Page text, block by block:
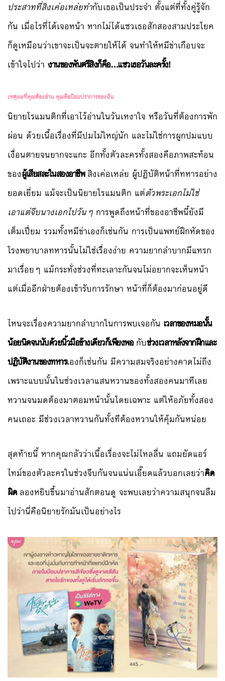
ประสาทที่สิงเค่อเหล่ยทำกับเธอเป็นประจำ ตั้งแต่ที่ทั้งคู่รู้จัก
กัน เมื่อไรที่ได้เจอหน้า หากไม่ได้แซวเธอสักสองสามประโยค
ก็ดูเหมือนว่าเขาจะเป็นจะตายให้ได้ จนทำให้หมีข่าเกือบจะ
เข้าใจไปว่า งานของพันตรีสิงก็คือ…แซวเธอวันละครั้ง!
เหตุผลที่คุณต้องอ่าน คุณคือป้อมปราการของฉัน
นิยายโรแมนติกที่เอาไว้อ่านในวันเหงาใจ หรือวันที่ต้องการพัก
ผ่อน ด้วยเนื้อเรื่องที่มีปมไม่ใหญ่นัก และไม่ใช่การผูกปมแบบ
เงื่อนตายจนยากจะแกะ อีกทั้งตัวละครทั้งสองคือภาพสะท้อน
ของผู้เสียสละในสองอาชีพสิงเค่อเหล่ย ผู้ปฏิบัติหน้าที่ทหารอย่าง
ยอดเยี่ยม แม้จะเป็นนิยายโรแมนติก แต่ตัวพระเอกไม่ใช่
เอาแต่จีบนางเอกไปวันๆ การพูดถึงหน้าที่ของอาชีพนี้ยังมี
เต็มเปี่ยม รวมทั้งหมีข่าเองก็เช่นกัน การเป็นแพทย์ฝึกหัดของ
โรงพยาบาลทหารนั้นไม่ใช่เรื่องง่าย ความยากลำบากมีแทรก
มาเรื่อยๆ แม้กระทั่งช่วงที่ทะเลาะกันจนไม่อยากจะเห็นหน้า
แต่เมื่ออีกฝ่ายต้องเข้ารับการรักษา หน้าที่ก็ต้องมาก่อนอยู่ดี
ไหนจะเรื่องความยากลำบากในการพบเจอกัน เวลาของหมอนั้น
น้อยนิดจนนับด้วยนิ้วมือข้างเดียวก็เพียงพอกับช่วงเวลาหลังจากฝึกและ
ปฏิบัติงานของทหารเองก็เช่นกัน มีความสมจริงอย่างคาดไม่ถึง
เพราะแบบนั้นในช่วงเวลาแสนหวานของทั้งสองคนมาทีเลย
หวานจนมดต้องมาตอมหน้านั้นโดยเฉพาะ แต่ให้อภัยทั้งสอง
คนเถอะ มีช่วงเวลาหวานกันทั้งทีต้องหวานให้คุ้มกันหน่อย
สุดท้ายนี้ หากคุณกลัวว่าเนื้อเรื่องจะไม่ไหลลื่น แถมยัดแอร์
ไทม์ของตัวละครในช่วงจีบกันจนแน่นเอี๊ยดแล้วบอกเลยว่าคิด
ผิดลองหยิบขึ้นมาอ่านสักตอนดู จะพบเลยว่าความสนุกจนลืม
ไปว่านี่คือนิยายรักมันเป็นอย่างไร